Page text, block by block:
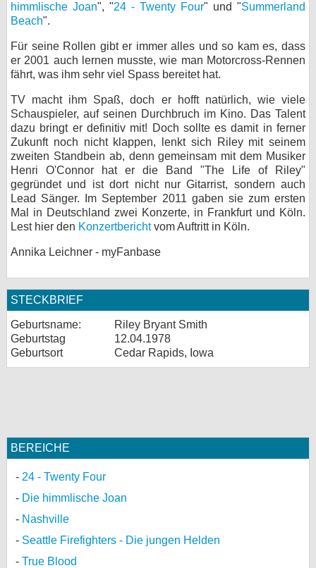
himmlische Joan", "24 - Twenty Four" und "Summerland
Beach".
Für seine Rollen gibt er immer alles und so kam es, dass
er 2001 auch lernen musste, wie man Motorcross-Rennen
fährt, was ihm sehr viel Spass bereitet hat.
TV macht ihm Spaß, doch er hofft natürlich, wie viele
Schauspieler, auf seinen Durchbruch im Kino. Das Talent
dazu bringt er definitiv mit! Doch sollte es damit in ferner
Zukunft noch nicht klappen, lenkt sich Riley mit seinem
zweiten Standbein ab, denn gemeinsam mit dem Musiker
Henri O'Connor hat er die Band "The Life of Riley"
gegründet und ist dort nicht nur Gitarrist, sondern auch
Lead Sänger. Im September 2011 gaben sie zum ersten
Mal in Deutschland zwei Konzerte, in Frankfurt und Köln.
Lest hier den Konzertberichtvom Auftritt in Köln.
Annika Leichner - myFanbase
STECKBRIEF
Geburtsname:
Riley Bryant Smith
Geburtstag
12.04.1978
Geburtsort
Cedar Rapids, Iowa
BEREICHE
24 - Twenty Four
Die himmlische Joan
Nashville
Seattle Firefighters - Die jungen Helden
True Blood